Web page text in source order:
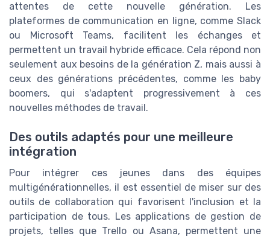
attentes de cette nouvelle génération. Les
plateformes de communication en ligne, comme Slack
ou Microsoft Teams, facilitent les échanges et
permettent un travail hybride efficace. Cela répond non
seulement aux besoins de la génération Z, mais aussi à
ceux des générations précédentes, comme les baby
boomers, qui s'adaptent progressivement à ces
nouvelles méthodes de travail.
Des outils adaptés pour une meilleure
intégration
Pour intégrer ces jeunes dans des équipes
multigénérationnelles, il est essentiel de miser sur des
outils de collaboration qui favorisent l'inclusion et la
participation de tous. Les applications de gestion de
projets, telles que Trello ou Asana, permettent une